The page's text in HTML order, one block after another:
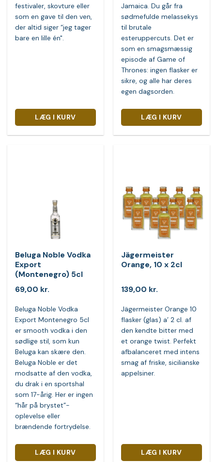
festivaler, skovture eller
som en gave til den ven,
der altid siger “jeg tager
bare en lille én".
LÆG I KURV
Jamaica. Du går fra
sødmefulde melassekys
til brutale
esteruppercuts. Det er
som en smagsmæssig
episode af Game of
Thrones: ingen flasker er
sikre, og alle har deres
egen dagsorden.
LÆG I KURV
Beluga Noble Vodka
Export
(Montenegro) 5cl
69,00 kr.
Beluga Noble Vodka
Export Montenegro 5cl
er smooth vodka i den
sødlige stil, som kun
Beluga kan skære den.
Beluga Noble er det
modsatte af den vodka,
du drak i en sportshal
som 17-årig. Her er ingen
“hår på brystet”-
oplevelse eller
brændende fortrydelse.
LÆG I KURV
Jägermeister
Orange, 10 x 2cl
139,00 kr.
Jägermeister Orange 10
flasker (glas) a’ 2 cl. af
den kendte bitter med
et orange twist. Perfekt
afbalanceret med intens
smag af friske, sicilianske
appelsiner.
LÆG I KURV